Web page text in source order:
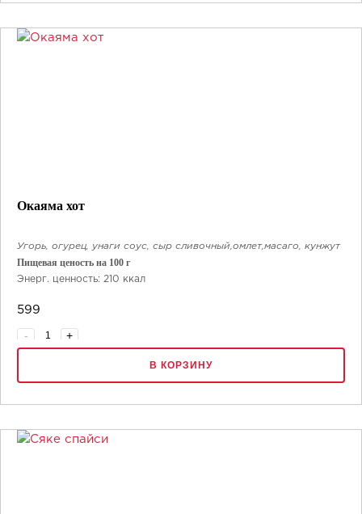
Окаяма хот
Угорь, огурец, унаги соус, сыр сливочный,омлет,масаго, кунжут
Пищевая ценость на 100 г
Энерг. ценность: 210 ккал
Жиры: 8 г
Углеводы: 27 г
599
- +
В КОРЗИНУ